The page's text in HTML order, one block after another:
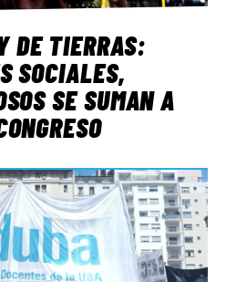
DE TIERRAS:
SOCIALES,
SE SUMAN A